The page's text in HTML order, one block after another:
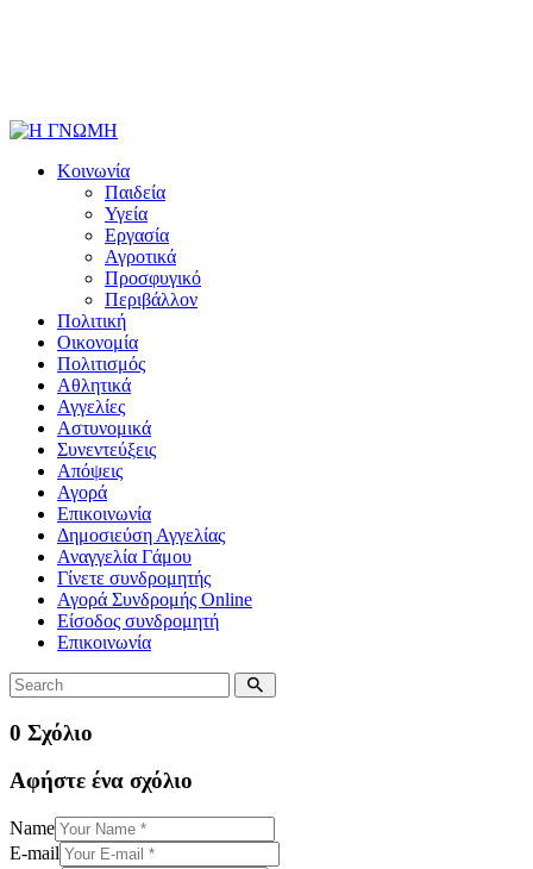
Κοινωνία
Παιδεία
Υγεία
Εργασία
Αγροτικά
Προσφυγικό
Περιβάλλον
Πολιτική
Οικονομία
Πολιτισμός
Αθλητικά
Αγγελίες
Αστυνομικά
Συνεντεύξεις
Απόψεις
Αγορά
Επικοινωνία
Δημοσιεύση Αγγελίας
Αναγγελία Γάμου
Γίνετε συνδρομητής
Αγορά Συνδρομής Online
Είσοδος συνδρομητή
Επικοινωνία
0 Σχόλιο
Αφήστε ένα σχόλιο
Name
E-mail